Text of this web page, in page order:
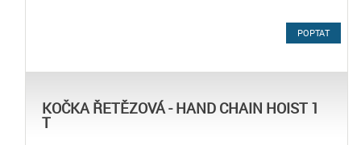
POPTAT
KOČKA ŘETĚZOVÁ - HAND CHAIN HOIST 1
T